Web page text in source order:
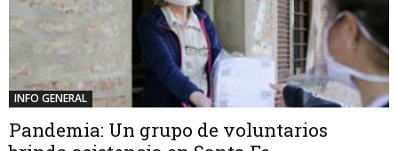
INFO GENERAL
Pandemia: Un grupo de voluntarios